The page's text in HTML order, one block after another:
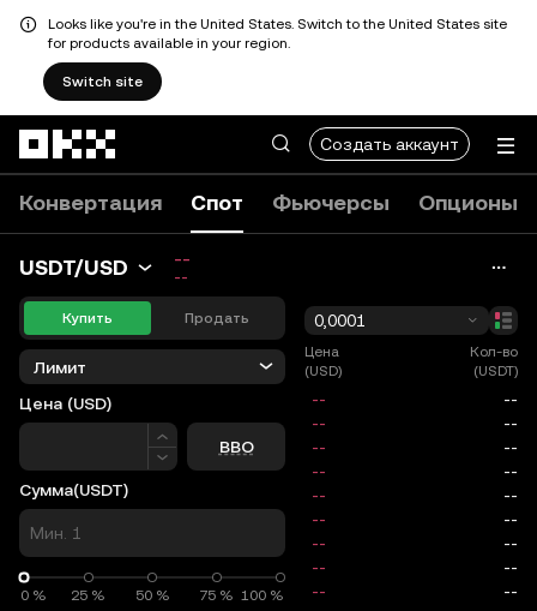
Looks like you're in the United States. Switch to the United States site
for products available in your region.
Switch site
Создать аккаунт
Конвертация Спот Фьючерсы Опционы
USDT/USD --
--
Купить Продать
Лимит
Цена (USD)
Цена
BBO
Сумма(USDT)
0 % 25 % 50 % 75 % 100 %
0 %
0,0001
Цена
(USD)
Кол-во
(USDT)